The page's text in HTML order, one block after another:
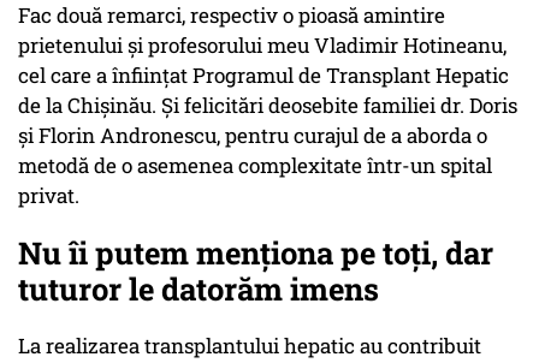
Fac două remarci, respectiv o pioasă amintire
prietenului și profesorului meu Vladimir Hotineanu,
cel care a înființat Programul de Transplant Hepatic
de la Chișinău. Și felicitări deosebite familiei dr. Doris
și Florin Andronescu, pentru curajul de a aborda o
metodă de o asemenea complexitate într-un spital
privat.
Nu îi putem menționa pe toți, dar
tuturor le datorăm imens
La realizarea transplantului hepatic au contribuit